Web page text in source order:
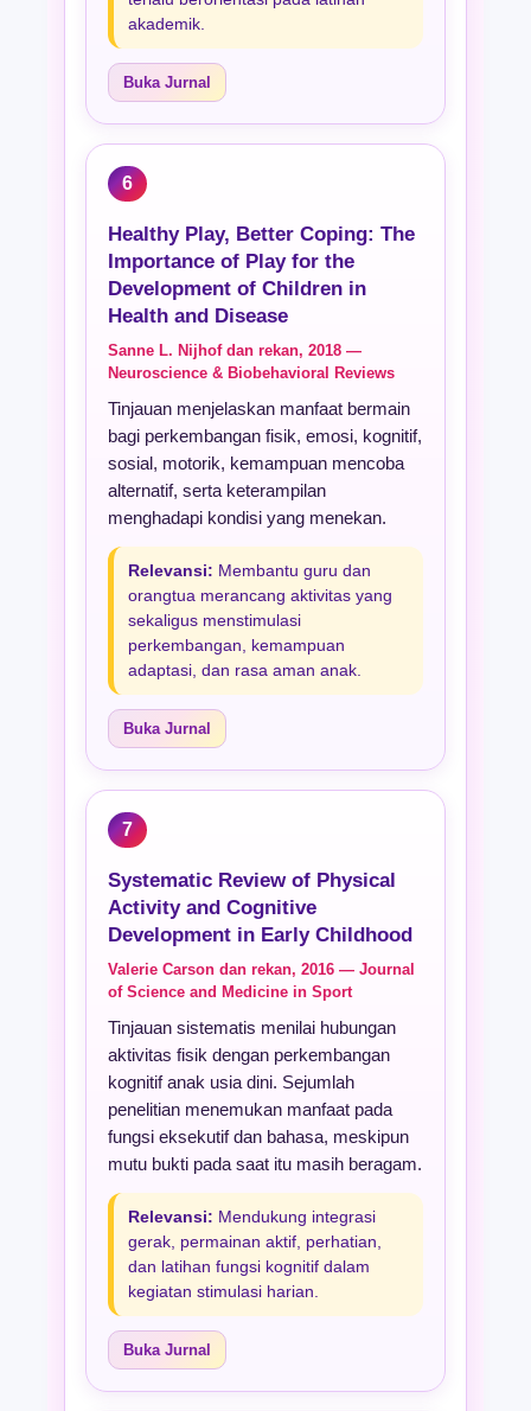
akademik.
Buka Jurnal
6
Healthy Play, Better Coping: The
Importance of Play for the
Development of Children in
Health and Disease
Sanne L. Nijhof dan rekan, 2018 —
Neuroscience & Biobehavioral Reviews
Tinjauan menjelaskan manfaat bermain
bagi perkembangan fisik, emosi, kognitif,
sosial, motorik, kemampuan mencoba
alternatif, serta keterampilan
menghadapi kondisi yang menekan.
Relevansi: Membantu guru dan
orangtua merancang aktivitas yang
sekaligus menstimulasi
perkembangan, kemampuan
adaptasi, dan rasa aman anak.
Buka Jurnal
7
Systematic Review of Physical
Activity and Cognitive
Development in Early Childhood
Valerie Carson dan rekan, 2016 — Journal
of Science and Medicine in Sport
Tinjauan sistematis menilai hubungan
aktivitas fisik dengan perkembangan
kognitif anak usia dini. Sejumlah
penelitian menemukan manfaat pada
fungsi eksekutif dan bahasa, meskipun
mutu bukti pada saat itu masih beragam.
Relevansi: Mendukung integrasi
gerak, permainan aktif, perhatian,
dan latihan fungsi kognitif dalam
kegiatan stimulasi harian.
Buka Jurnal